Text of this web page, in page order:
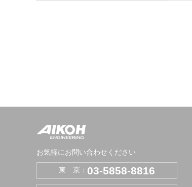
お気軽にお問い合わせください
東 京： 03-5858-8816